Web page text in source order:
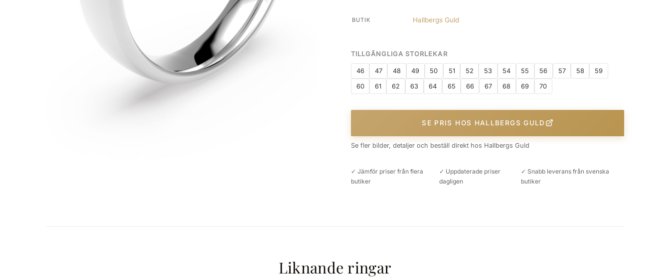
BUTIK Hallbergs Guld
TILLGÄNGLIGA STORLEKAR
46 47 48 49 50 51 52 53 54 55 56 57 58 59
60 61 62 63 64 65 66 67 68 69 70
SE PRIS HOS HALLBERGS GULD
Se fler bilder, detaljer och beställ direkt hos Hallbergs Guld
✓ Jämför priser från flera
butiker
✓ Uppdaterade priser
dagligen
✓ Snabb leverans från svenska
butiker
Liknande ringar